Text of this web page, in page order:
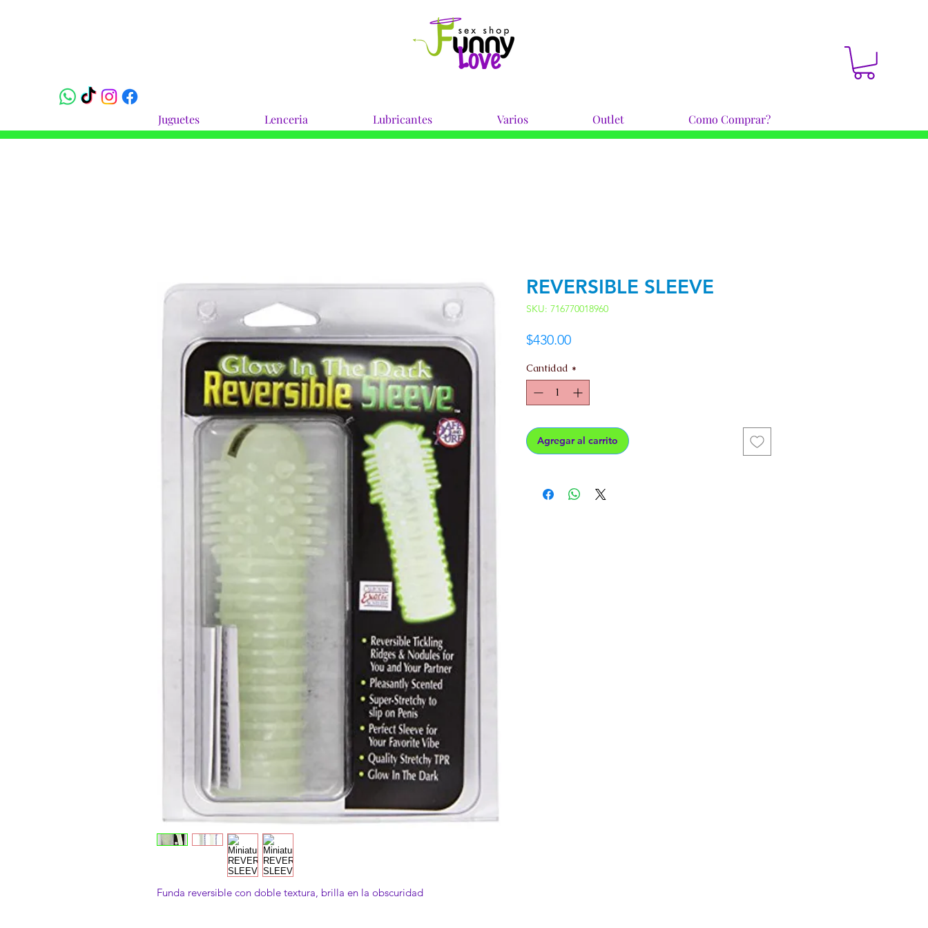
Juguetes Lenceria Lubricantes Varios Outlet Como Comprar?
Funda reversible con doble textura, brilla en la obscuridad
REVERSIBLE SLEEVE
SKU: 716770018960
$430.00Precio
Cantidad *
Agregar al carrito